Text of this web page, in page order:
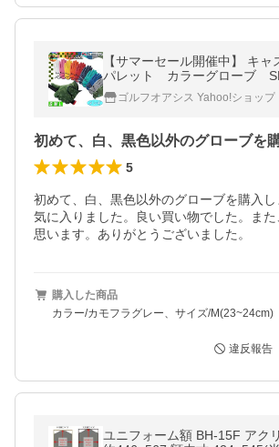
【サマーセール開催中】 キ
パレット カラーグローブ
な１０カラー カラーゴルフグ
ゴルフオアシス Yahoo!ショップ
5
初めて、白、黒色以外のグローブを購入
気に入りました。良い買い物でした。また
思います。ありがとうございました。
購入した商品
カラー/カモフラグレー、サイズ/M(23~24cm)
違反報告
ユニフォーム額 BH-15F アク